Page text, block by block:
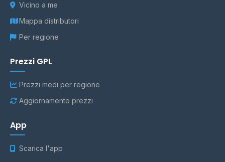
Vicino a me
Mappa distributori
Per regione
Prezzi GPL
Prezzi medi per regione
Aggiornamento prezzi
App
Scarica l'app